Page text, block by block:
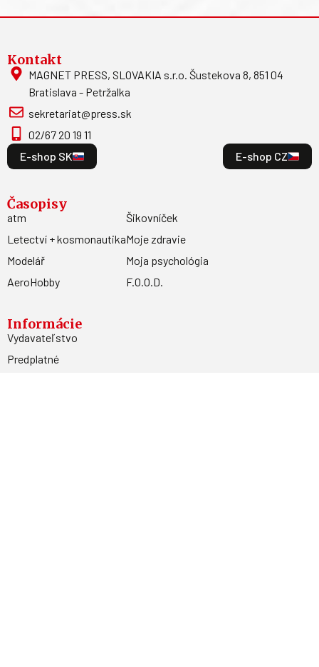
Kontakt
MAGNET PRESS, SLOVAKIA s.r.o. Šustekova 8, 851 04
Bratislava - Petržalka
sekretariat@press.sk
02/67 20 19 11
E-shop SK
E-shop CZ
Časopisy
atm
Letectví + kosmonautika
Modelář
AeroHobby
Šikovníček
Moje zdravie
Moja psychológia
F.O.O.D.
Informácie
Vydavateľstvo
Predplatné